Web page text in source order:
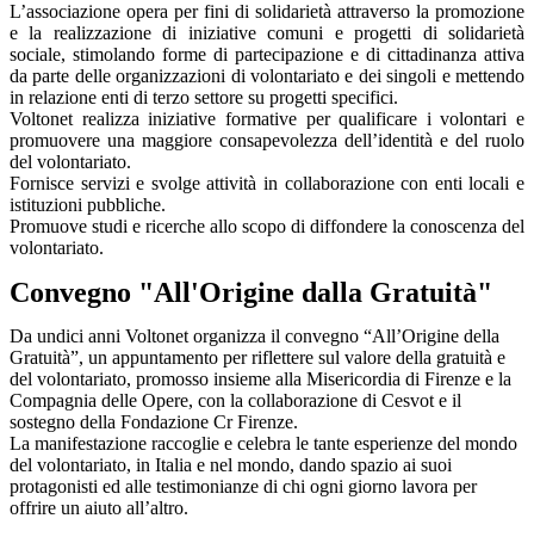
L’associazione opera per fini di solidarietà attraverso la promozione
e la realizzazione di iniziative comuni e progetti di solidarietà
sociale, stimolando forme di partecipazione e di cittadinanza attiva
da parte delle organizzazioni di volontariato e dei singoli e mettendo
in relazione enti di terzo settore su progetti specifici.
Voltonet realizza iniziative formative per qualificare i volontari e
promuovere una maggiore consapevolezza dell’identità e del ruolo
del volontariato.
Fornisce servizi e svolge attività in collaborazione con enti locali e
istituzioni pubbliche.
Promuove studi e ricerche allo scopo di diffondere la conoscenza del
volontariato.
Convegno "All'Origine dalla Gratuità"​
Da undici anni Voltonet organizza il convegno “All’Origine della
Gratuità”, un appuntamento per riflettere sul valore della gratuità e
del volontariato, promosso insieme alla Misericordia di Firenze e la
Compagnia delle Opere, con la collaborazione di Cesvot e il
sostegno della Fondazione Cr Firenze.
La manifestazione raccoglie e celebra le tante esperienze del mondo
del volontariato, in Italia e nel mondo, dando spazio ai suoi
protagonisti ed alle testimonianze di chi ogni giorno lavora per
offrire un aiuto all’altro.